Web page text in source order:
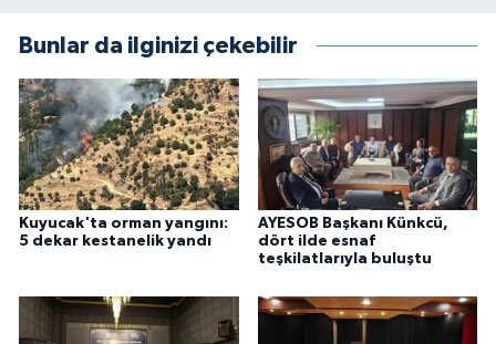
Bunlar da ilginizi çekebilir
Kuyucak'ta orman yangını:
5 dekar kestanelik yandı
AYESOB Başkanı Künkcü,
dört ilde esnaf
teşkilatlarıyla buluştu